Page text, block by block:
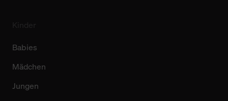
Babies
Mädchen
Jungen